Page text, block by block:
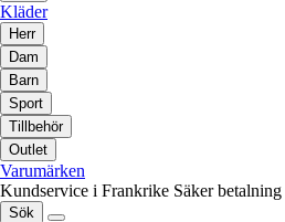
Kläder
Herr
Dam
Barn
Sport
Tillbehör
Outlet
Varumärken
Kundservice i Frankrike Säker betalning
Sök